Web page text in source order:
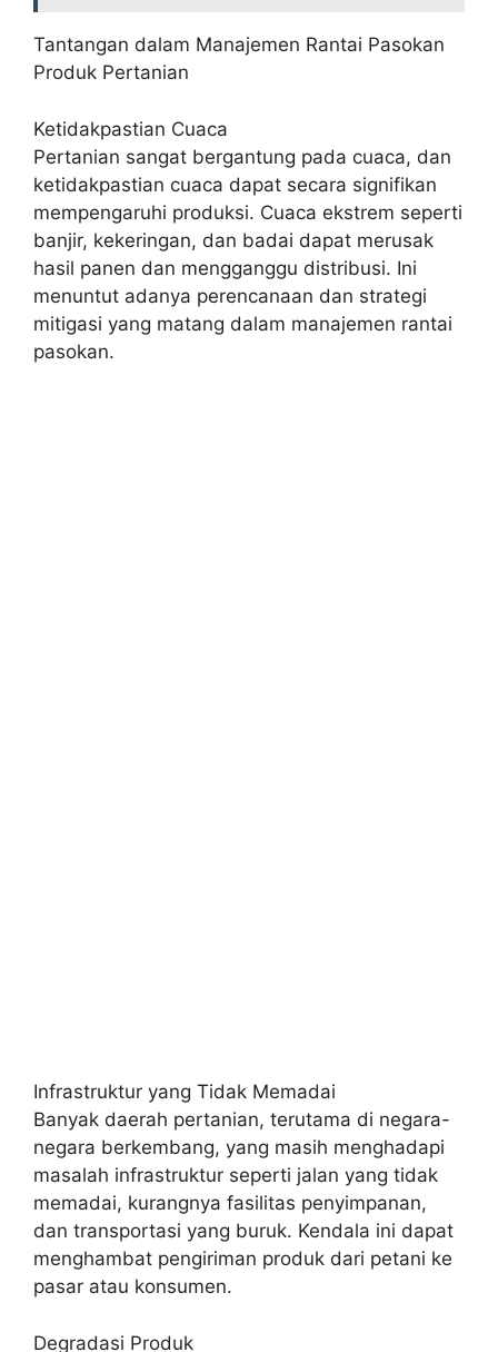
Tantangan dalam Manajemen Rantai Pasokan
Produk Pertanian
Ketidakpastian Cuaca
Pertanian sangat bergantung pada cuaca, dan
ketidakpastian cuaca dapat secara signifikan
mempengaruhi produksi. Cuaca ekstrem seperti
banjir, kekeringan, dan badai dapat merusak
hasil panen dan mengganggu distribusi. Ini
menuntut adanya perencanaan dan strategi
mitigasi yang matang dalam manajemen rantai
pasokan.
Infrastruktur yang Tidak Memadai
Banyak daerah pertanian, terutama di negara-
negara berkembang, yang masih menghadapi
masalah infrastruktur seperti jalan yang tidak
memadai, kurangnya fasilitas penyimpanan,
dan transportasi yang buruk. Kendala ini dapat
menghambat pengiriman produk dari petani ke
pasar atau konsumen.
Degradasi Produk